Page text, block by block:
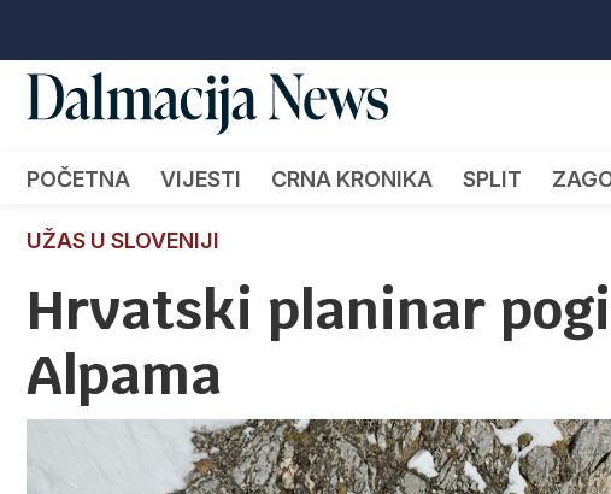
POČETNA VIJESTI CRNA KRONIKA SPLIT
UŽAS U SLOVENIJI
Hrvatski planinar
Alpama